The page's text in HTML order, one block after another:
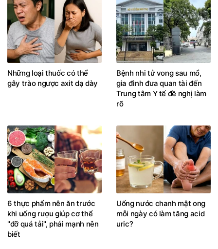
Những loại thuốc có thể
gây trào ngược axit dạ dày
Bệnh nhi tử vong sau mổ,
gia đình đưa quan tài đến
Trung tâm Y tế đề nghị làm
rõ
6 thực phẩm nên ăn trước
khi uống rượu giúp cơ thể
"đỡ quá tải", phái mạnh nên
biết
Uống nước chanh mật ong
mỗi ngày có làm tăng acid
uric?